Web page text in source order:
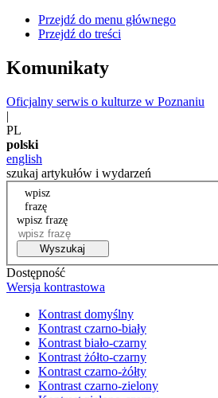
Przejdź do menu głównego
Przejdź do treści
Komunikaty
Oficjalny serwis o kulturze w Poznaniu
|
PL
polski
english
szukaj artykułów i wydarzeń
wpisz
frazę
wpisz frazę
Wyszukaj
Dostępność
Wersja kontrastowa
Kontrast domyślny
Kontrast czarno-biały
Kontrast biało-czarny
Kontrast żółto-czarny
Kontrast czarno-żółty
Kontrast czarno-zielony